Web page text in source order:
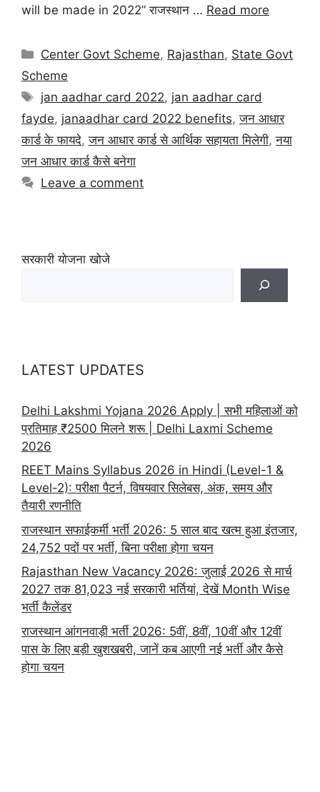
will be made in 2022” राजस्थान … Read more
Center Govt Scheme, Rajasthan, State Govt
Scheme
jan aadhar card 2022, jan aadhar card
fayde, janaadhar card 2022 benefits,जन आधार
कार्ड के फायदे,जन आधार कार्ड से आर्थिक सहायता मिलेगी,नया
जन आधार कार्ड कैसे बनेगा
Leave a comment
सरकारी योजना खोजे
LATEST UPDATES
Delhi Lakshmi Yojana 2026 Apply | सभी महिलाओं को
प्रतिमाह ₹2500 मिलने शरू | Delhi Laxmi Scheme
2026
REET Mains Syllabus 2026 in Hindi (Level-1 &
Level-2): परीक्षा पैटर्न, विषयवार सिलेबस, अंक, समय और
तैयारी रणनीति
राजस्थान सफाईकर्मी भर्ती 2026: 5 साल बाद खत्म हुआ इंतजार,
24,752 पदों पर भर्ती, बिना परीक्षा होगा चयन
Rajasthan New Vacancy 2026: जुलाई 2026 से मार्च
2027 तक 81,023 नई सरकारी भर्तियां, देखें Month Wise
भर्ती कैलेंडर
राजस्थान आंगनवाड़ी भर्ती 2026: 5वीं, 8वीं, 10वीं और 12वीं
पास के लिए बड़ी खुशखबरी, जानें कब आएगी नई भर्ती और कैसे
होगा चयन